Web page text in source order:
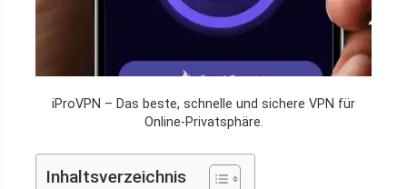
iProVPN – Das beste, schnelle und sichere VPN für
Online-Privatsphäre.
Inhaltsverzeichnis